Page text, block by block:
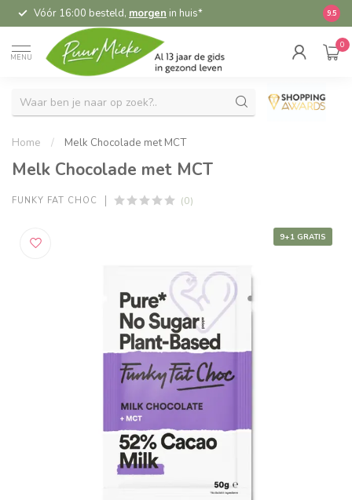
Vóór 16:00 besteld, morgen in huis* 9.5
MENU
0
Home / Melk Chocolade met MCT
Melk Chocolade met MCT
FUNKY FAT CHOC (0)
9+1 GRATIS